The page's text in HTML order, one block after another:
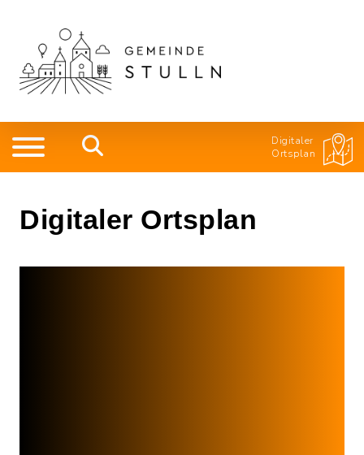
Digitaler
Ortsplan
Digitaler Ortsplan